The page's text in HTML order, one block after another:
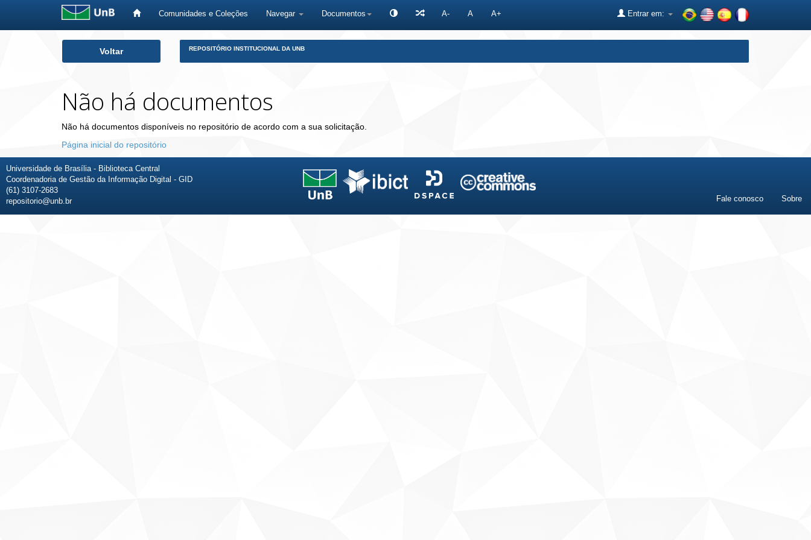
Comunidades e Coleções Navegar Documentos A- A A+ Entrar em:
Voltar REPOSITÓRIO INSTITUCIONAL DA UNB
Não há documentos
Não há documentos disponíveis no repositório de acordo com a sua solicitação.
Página inicial do repositório
Universidade de Brasília - Biblioteca Central
Coordenadoria de Gestão da Informação Digital - GID
(61) 3107-2683
repositorio@unb.br
Fale conosco Sobre